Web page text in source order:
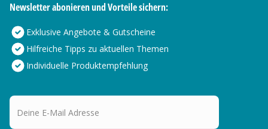
Newsletter abonieren und Vorteile sichern:
Exklusive Angebote & Gutscheine
Hilfreiche Tipps zu aktuellen Themen
Individuelle Produktempfehlung
Deine E-Mail Adresse